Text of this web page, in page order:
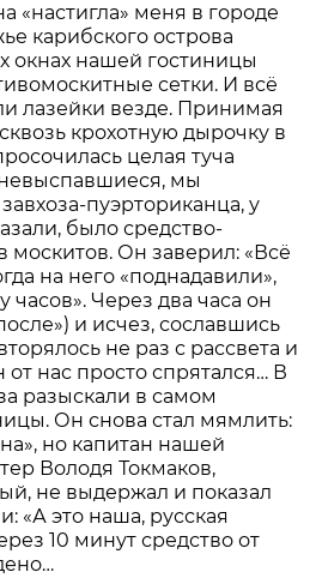
«настигла» меня в городе
карибского острова
окнах нашей гостиницы
сетки. И всё
лазейки везде. Принимая
крохотную дырочку в
целая туча
мы
пуэрториканца, у
было средство-
москитов. Он заверил: «Всё
на него «поднадавили»,
часов». Через два часа он
и исчез, сославшись
не раз с рассвета и
нас просто спрятался… В
разыскали в самом
Он снова стал мямлить:
но капитан нашей
Володя Токмаков,
не выдержал и показал
«А это наша, русская
10 минут средство от